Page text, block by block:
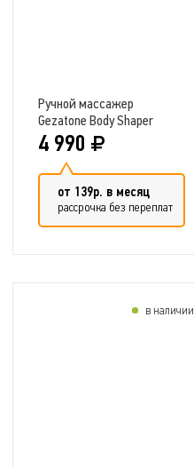
Ручной массажер
Gezatone Body Shaper
AMG121
4 990
от 139р. в месяц
рассрочка без переплат
в наличии